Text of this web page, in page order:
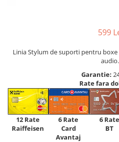
599
Linia Stylum de suporti pentru
audio.
Garantie:
Rate fara
12 Rate
Raiffeisen
6 Rate
Card
Avantaj
6 Rate
BT